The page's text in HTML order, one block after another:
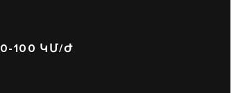
0-100 ԿՄ/Ժ